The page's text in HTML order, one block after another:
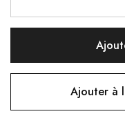
Ajouter à